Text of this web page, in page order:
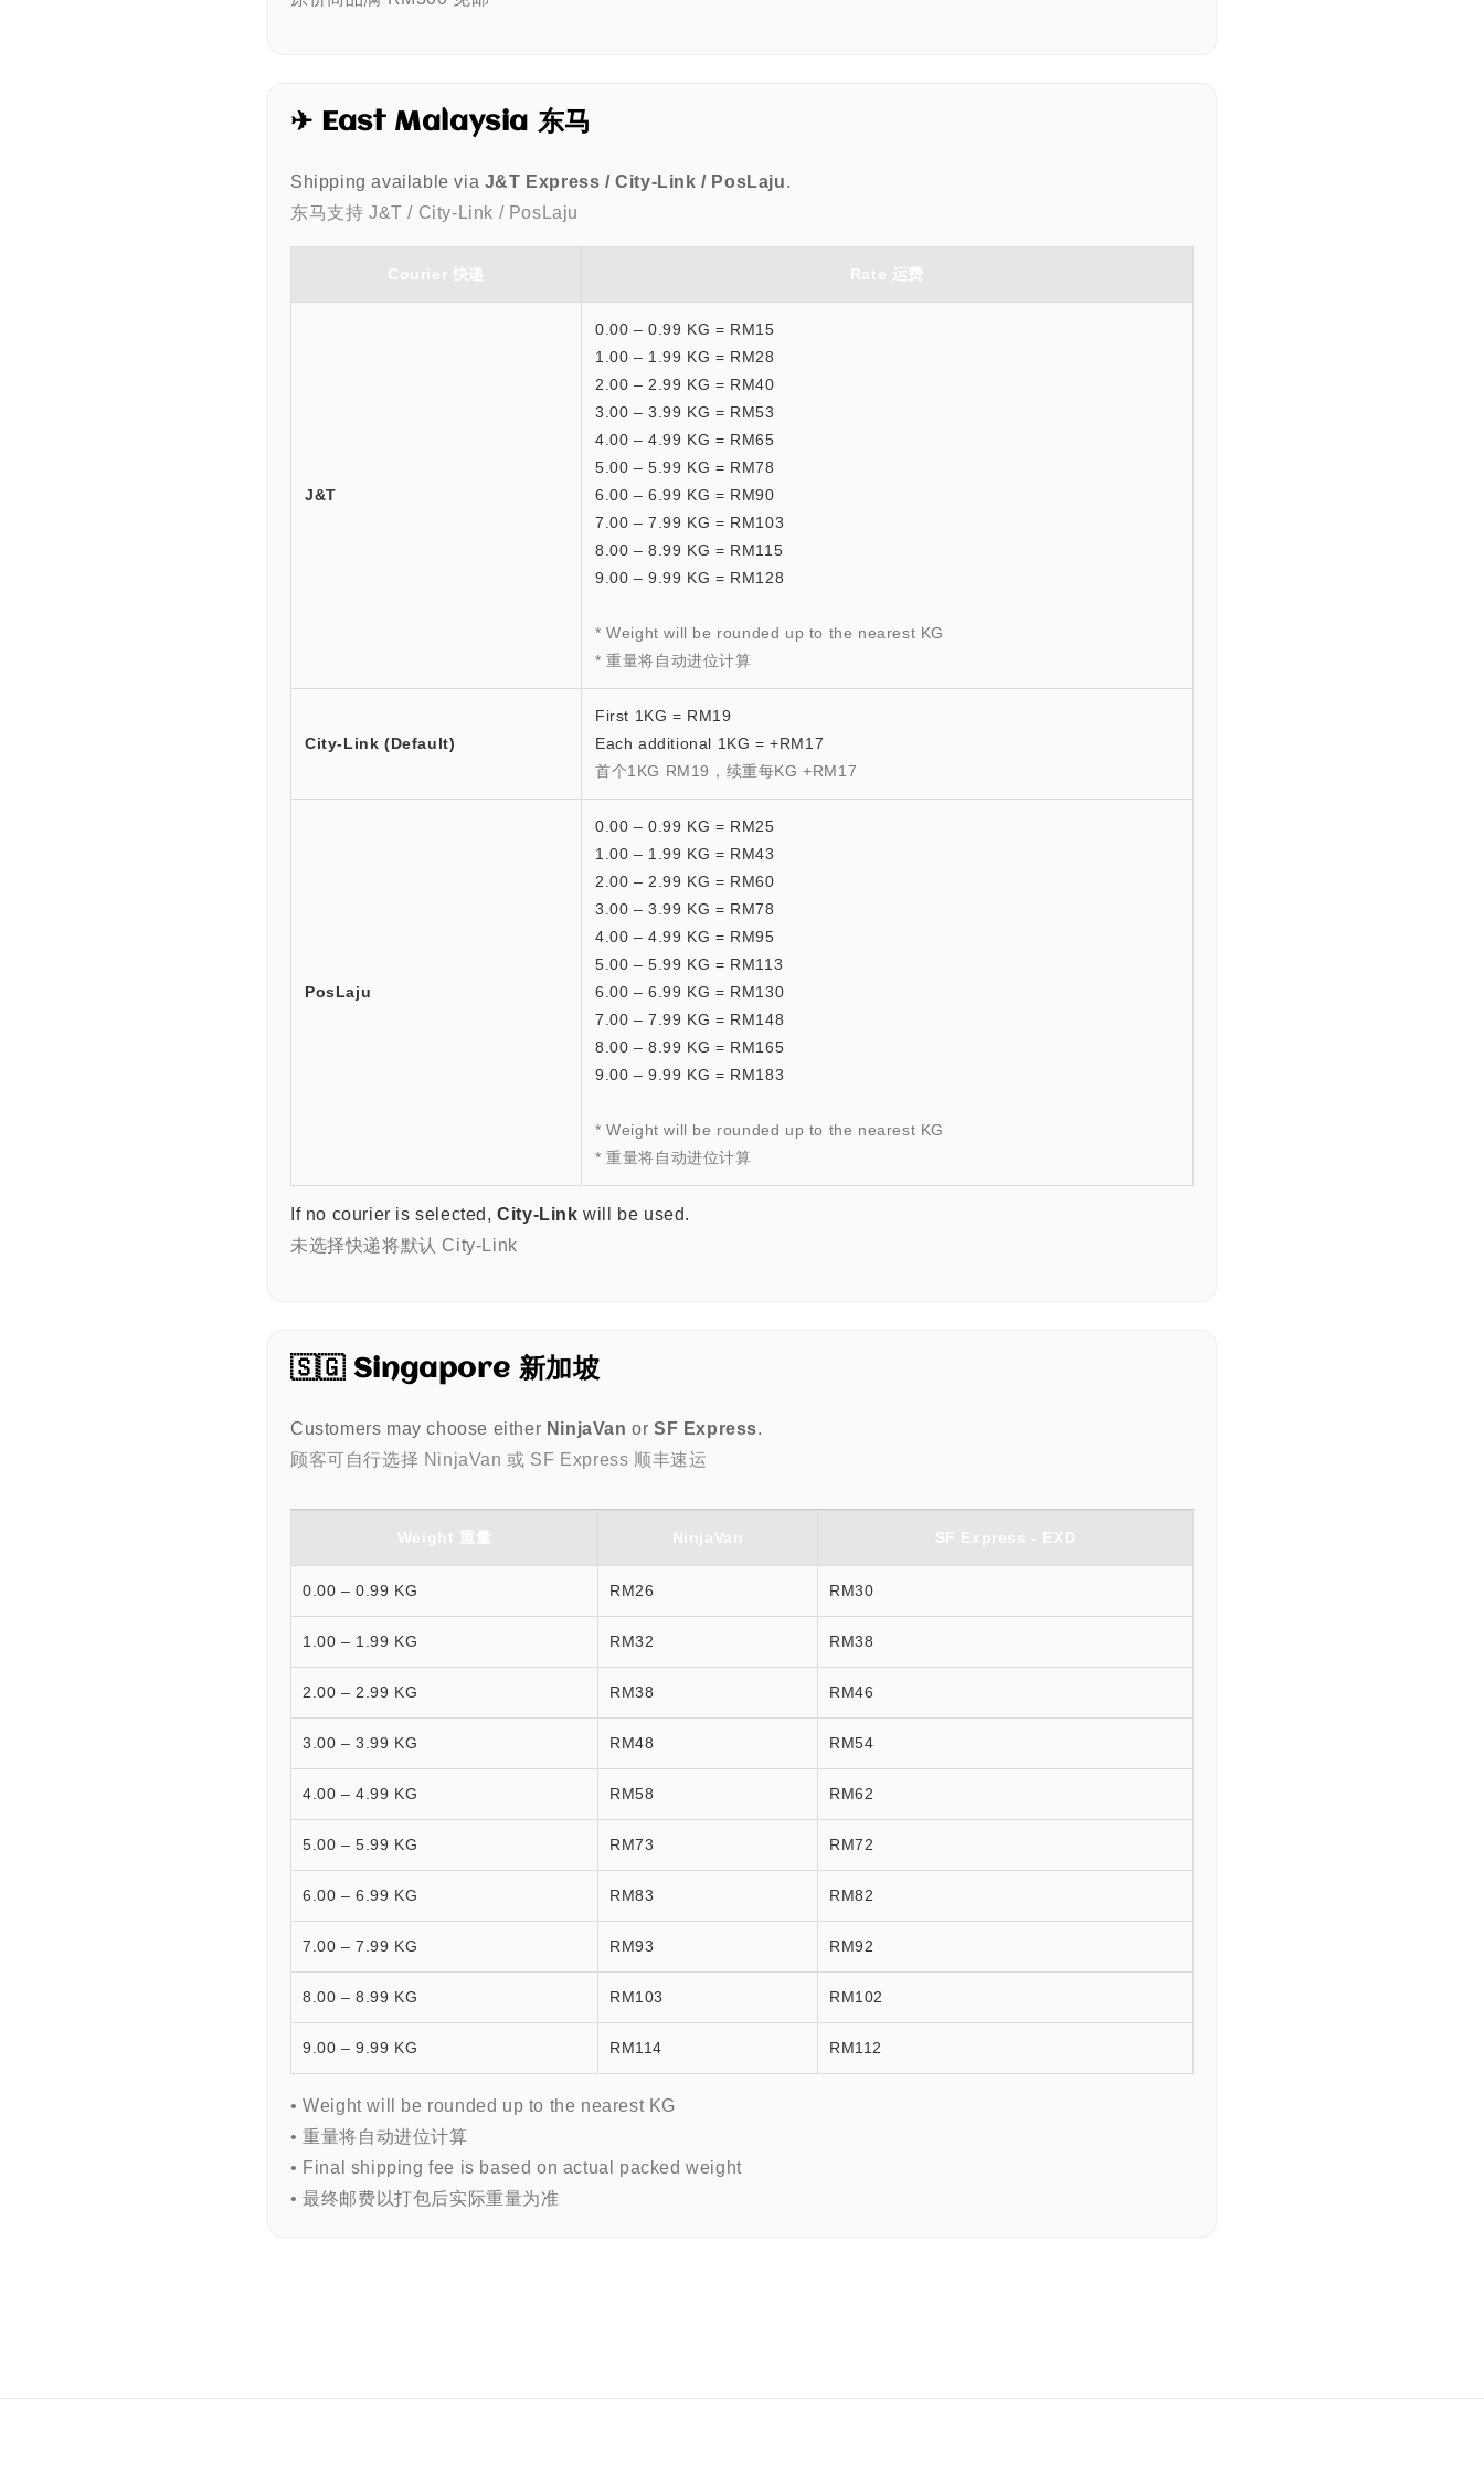
✈ East Malaysia 东马
Shipping available via J&T Express / City-Link / PosLaju.
东马支持 J&T / City-Link / PosLaju
Courier 快递 Rate 运费
J&T
0.00 – 0.99 KG = RM15
1.00 – 1.99 KG = RM28
2.00 – 2.99 KG = RM40
3.00 – 3.99 KG = RM53
4.00 – 4.99 KG = RM65
5.00 – 5.99 KG = RM78
6.00 – 6.99 KG = RM90
7.00 – 7.99 KG = RM103
8.00 – 8.99 KG = RM115
9.00 – 9.99 KG = RM128
* Weight will be rounded up to the nearest KG
* 重量将自动进位计算
City-Link (Default)
First 1KG = RM19
Each additional 1KG = +RM17
首个1KG RM19，续重每KG +RM17
PosLaju
0.00 – 0.99 KG = RM25
1.00 – 1.99 KG = RM43
2.00 – 2.99 KG = RM60
3.00 – 3.99 KG = RM78
4.00 – 4.99 KG = RM95
5.00 – 5.99 KG = RM113
6.00 – 6.99 KG = RM130
7.00 – 7.99 KG = RM148
8.00 – 8.99 KG = RM165
9.00 – 9.99 KG = RM183
* Weight will be rounded up to the nearest KG
* 重量将自动进位计算
If no courier is selected,City-Link will be used.
未选择快递将默认 City-Link
🇸🇬 Singapore 新加坡
Customers may choose either NinjaVan orSF Express.
顾客可自行选择 NinjaVan 或 SF Express 顺丰速运
Weight 重量 NinjaVan SF Express - EXD
0.00 – 0.99 KG RM26 RM30
1.00 – 1.99 KG RM32 RM38
2.00 – 2.99 KG RM38 RM46
3.00 – 3.99 KG RM48 RM54
4.00 – 4.99 KG RM58 RM62
5.00 – 5.99 KG RM73 RM72
6.00 – 6.99 KG RM83 RM82
7.00 – 7.99 KG RM93 RM92
8.00 – 8.99 KG RM103 RM102
9.00 – 9.99 KG RM114 RM112
• Weight will be rounded up to the nearest KG
• 重量将自动进位计算
• Final shipping fee is based on actual packed weight
• 最终邮费以打包后实际重量为准